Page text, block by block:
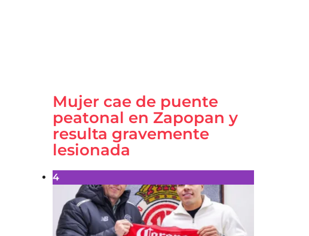
Mujer cae de puente
peatonal en Zapopan y
resulta gravemente
lesionada
4